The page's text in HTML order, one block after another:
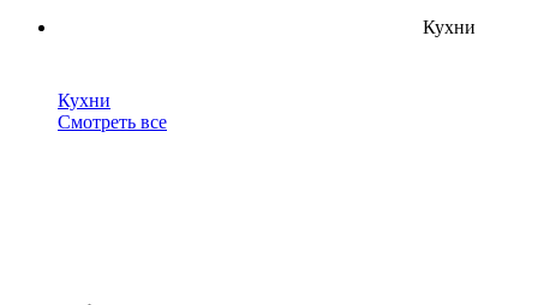
Кухни
Кухни
Смотреть все